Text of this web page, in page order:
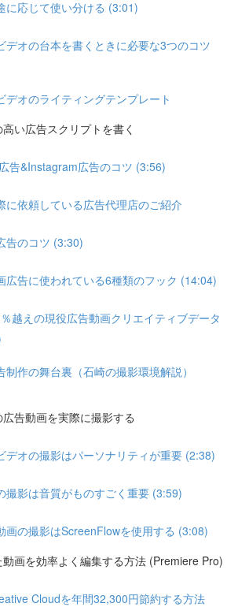
に応じて使い分ける (3:01)
デオの台本を書くときに必要な3つのコツ
デオのライティングテンプレート
い広告スクリプトを書く
告&Instagram広告のコツ (3:56)
に依頼している広告代理店のご紹介
告のコツ (3:30)
広告に使われている6種類のフック (14:04)
越えの現役広告動画クリエイティブデータ
制作の舞台裏（石崎の撮影環境解説）
告動画を実際に撮影する
デオの撮影はパーソナリティが重要 (2:38)
撮影は音質がものすごく重要 (3:59)
画の撮影はScreenFlowを使用する (3:08)
画を効率よく編集する方法 (Premiere Pro)
Cloudを年間32,300円節約する方法